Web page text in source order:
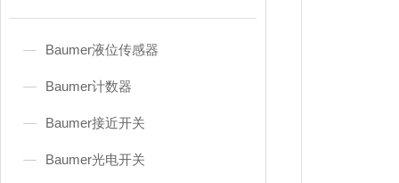
Baumer液位传感器
Baumer计数器
Baumer接近开关
Baumer光电开关